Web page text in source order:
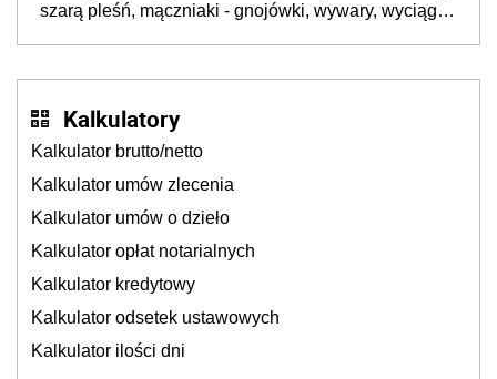
szarą pleśń, mączniaki - gnojówki, wywary, wyciągi.
Kalkulatory
Kalkulator brutto/netto
Kalkulator umów zlecenia
Kalkulator umów o dzieło
Kalkulator opłat notarialnych
Kalkulator kredytowy
Kalkulator odsetek ustawowych
Kalkulator ilości dni